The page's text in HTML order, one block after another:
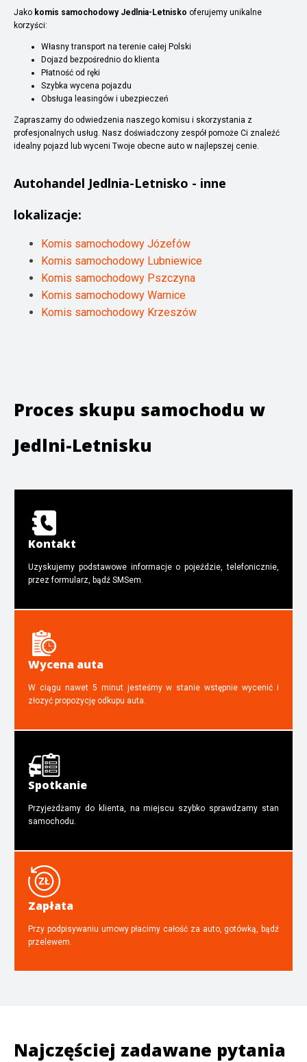
Jako komis samochodowy Jedlnia-Letnisko oferujemy unikalne
korzyści:
Własny transport na terenie całej Polski
Dojazd bezpośrednio do klienta
Płatność od ręki
Szybka wycena pojazdu
Obsługa leasingów i ubezpieczeń
Zapraszamy do odwiedzenia naszego komisu i skorzystania z
profesjonalnych usług. Nasz doświadczony zespół pomoże Ci znaleźć
idealny pojazd lub wyceni Twoje obecne auto w najlepszej cenie.
Autohandel Jedlnia-Letnisko - inne
lokalizacje:
Komis samochodowy Józefów
Komis samochodowy Lubniewice
Komis samochodowy Pszczyna
Komis samochodowy Warnice
Komis samochodowy Krzeszów
Proces skupu samochodu w
Jedlni-Letnisku
Kontakt
Uzyskujemy podstawowe informacje o pojeździe, telefonicznie,
przez formularz, bądź SMSem.
Wycena auta
W ciągu nawet 5 minut jesteśmy w stanie wstępnie wycenić i
złozyć propozycję odkupu auta.
Spotkanie
Przyjeżdżamy do klienta, na miejscu szybko sprawdzamy stan
samochodu.
Zapłata
Przy podpisywaniu umowy płacimy całość za auto, gotówką, bądź
przelewem.
Najczęściej zadawane pytania